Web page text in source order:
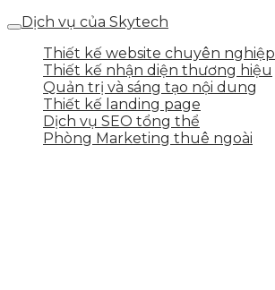
Dịch vụ của Skytech
Thiết kế website chuyên nghiệp
Thiết kế nhận diện thương hiệu
Quản trị và sáng tạo nội dung
Thiết kế landing page
Dịch vụ SEO tổng thể
Phòng Marketing thuê ngoài